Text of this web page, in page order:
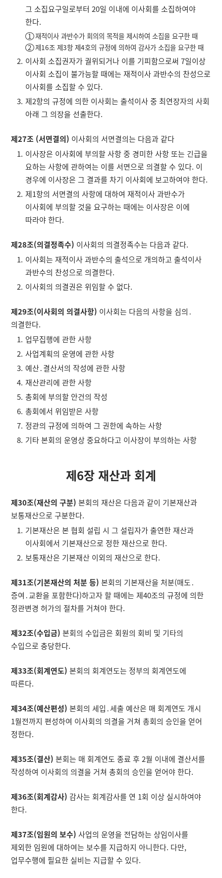
그 소집요구일로부터 20일 이내에 이사회를 소집하여야
한다.
재적이사 과반수가 회의의 목적을 제시하여 소집을 요구한 때
제16조 제3항 제4호의 규정에 의하여 감사가 소집을 요구한 때
이사회 소집권자가 궐위되거나 이를 기피함으로써 7일이상
이사회 소집이 불가능할 때에는 재적이사 과반수의 찬성으로
이사회를 소집할 수 있다.
제2항의 규정에 의한 이사회는 출석이사 중 최연장자의 사회
아래 그 의장을 선출한다.
제27조 (서면결의) 이사회의 서면결의는 다음과 같다
이사장은 이사회에 부의할 사항 중 경미한 사항 또는 긴급을
요하는 사항에 관하여는 이를 서면으로 의결할 수 있다. 이
경우에 이사장은 그 결과를 차기 이사회에 보고하여야 한다.
제1항의 서면결의 사항에 대하여 재적이사 과반수가
이사회에 부의할 것을 요구하는 때에는 이사장은 이에
따라야 한다.
제28조(의결정족수) 이사회의 의결정족수는 다음과 같다.
이사회는 재적이사 과반수의 출석으로 개의하고 출석이사
과반수의 찬성으로 의결한다.
이사회의 의결권은 위임할 수 없다.
제29조(이사회의 의결사항) 이사회는 다음의 사항을 심의․
의결한다.
업무집행에 관한 사항
사업계획의 운영에 관한 사항
예산․결산서의 작성에 관한 사항
재산관리에 관한 사항
총회에 부의할 안건의 작성
총회에서 위임받은 사항
정관의 규정에 의하여 그 권한에 속하는 사항
기타 본회의 운영상 중요하다고 이사장이 부의하는 사항
제6장 재산과 회계
제30조(재산의 구분) 본회의 재산은 다음과 같이 기본재산과
보통재산으로 구분한다.
기본재산은 본 협회 설립 시 그 설립자가 출연한 재산과
이사회에서 기본재산으로 정한 재산으로 한다.
보통재산은 기본재산 이외의 재산으로 한다.
제31조(기본재산의 처분 등) 본회의 기본재산을 처분(매도․
증여․교환을 포함한다)하고자 할 때에는 제40조의 규정에 의한
정관변경 허가의 절차를 거쳐야 한다.
제32조(수입금) 본회의 수입금은 회원의 회비 및 기타의
수입으로 충당한다.
제33조(회계연도) 본회의 회계연도는 정부의 회계연도에
따른다.
제34조(예산편성) 본회의 세입․세출 예산은 매 회계연도 개시
1월전까지 편성하여 이사회의 의결을 거쳐 총회의 승인을 얻어
정한다.
제35조(결산) 본회는 매 회계연도 종료 후 2월 이내에 결산서를
작성하여 이사회의 의결을 거쳐 총회의 승인을 얻어야 한다.
제36조(회계감사) 감사는 회계감사를 연 1회 이상 실시하여야
한다.
제37조(임원의 보수) 사업의 운영을 전담하는 상임이사를
제외한 임원에 대하여는 보수를 지급하지 아니한다. 다만,
업무수행에 필요한 실비는 지급할 수 있다.